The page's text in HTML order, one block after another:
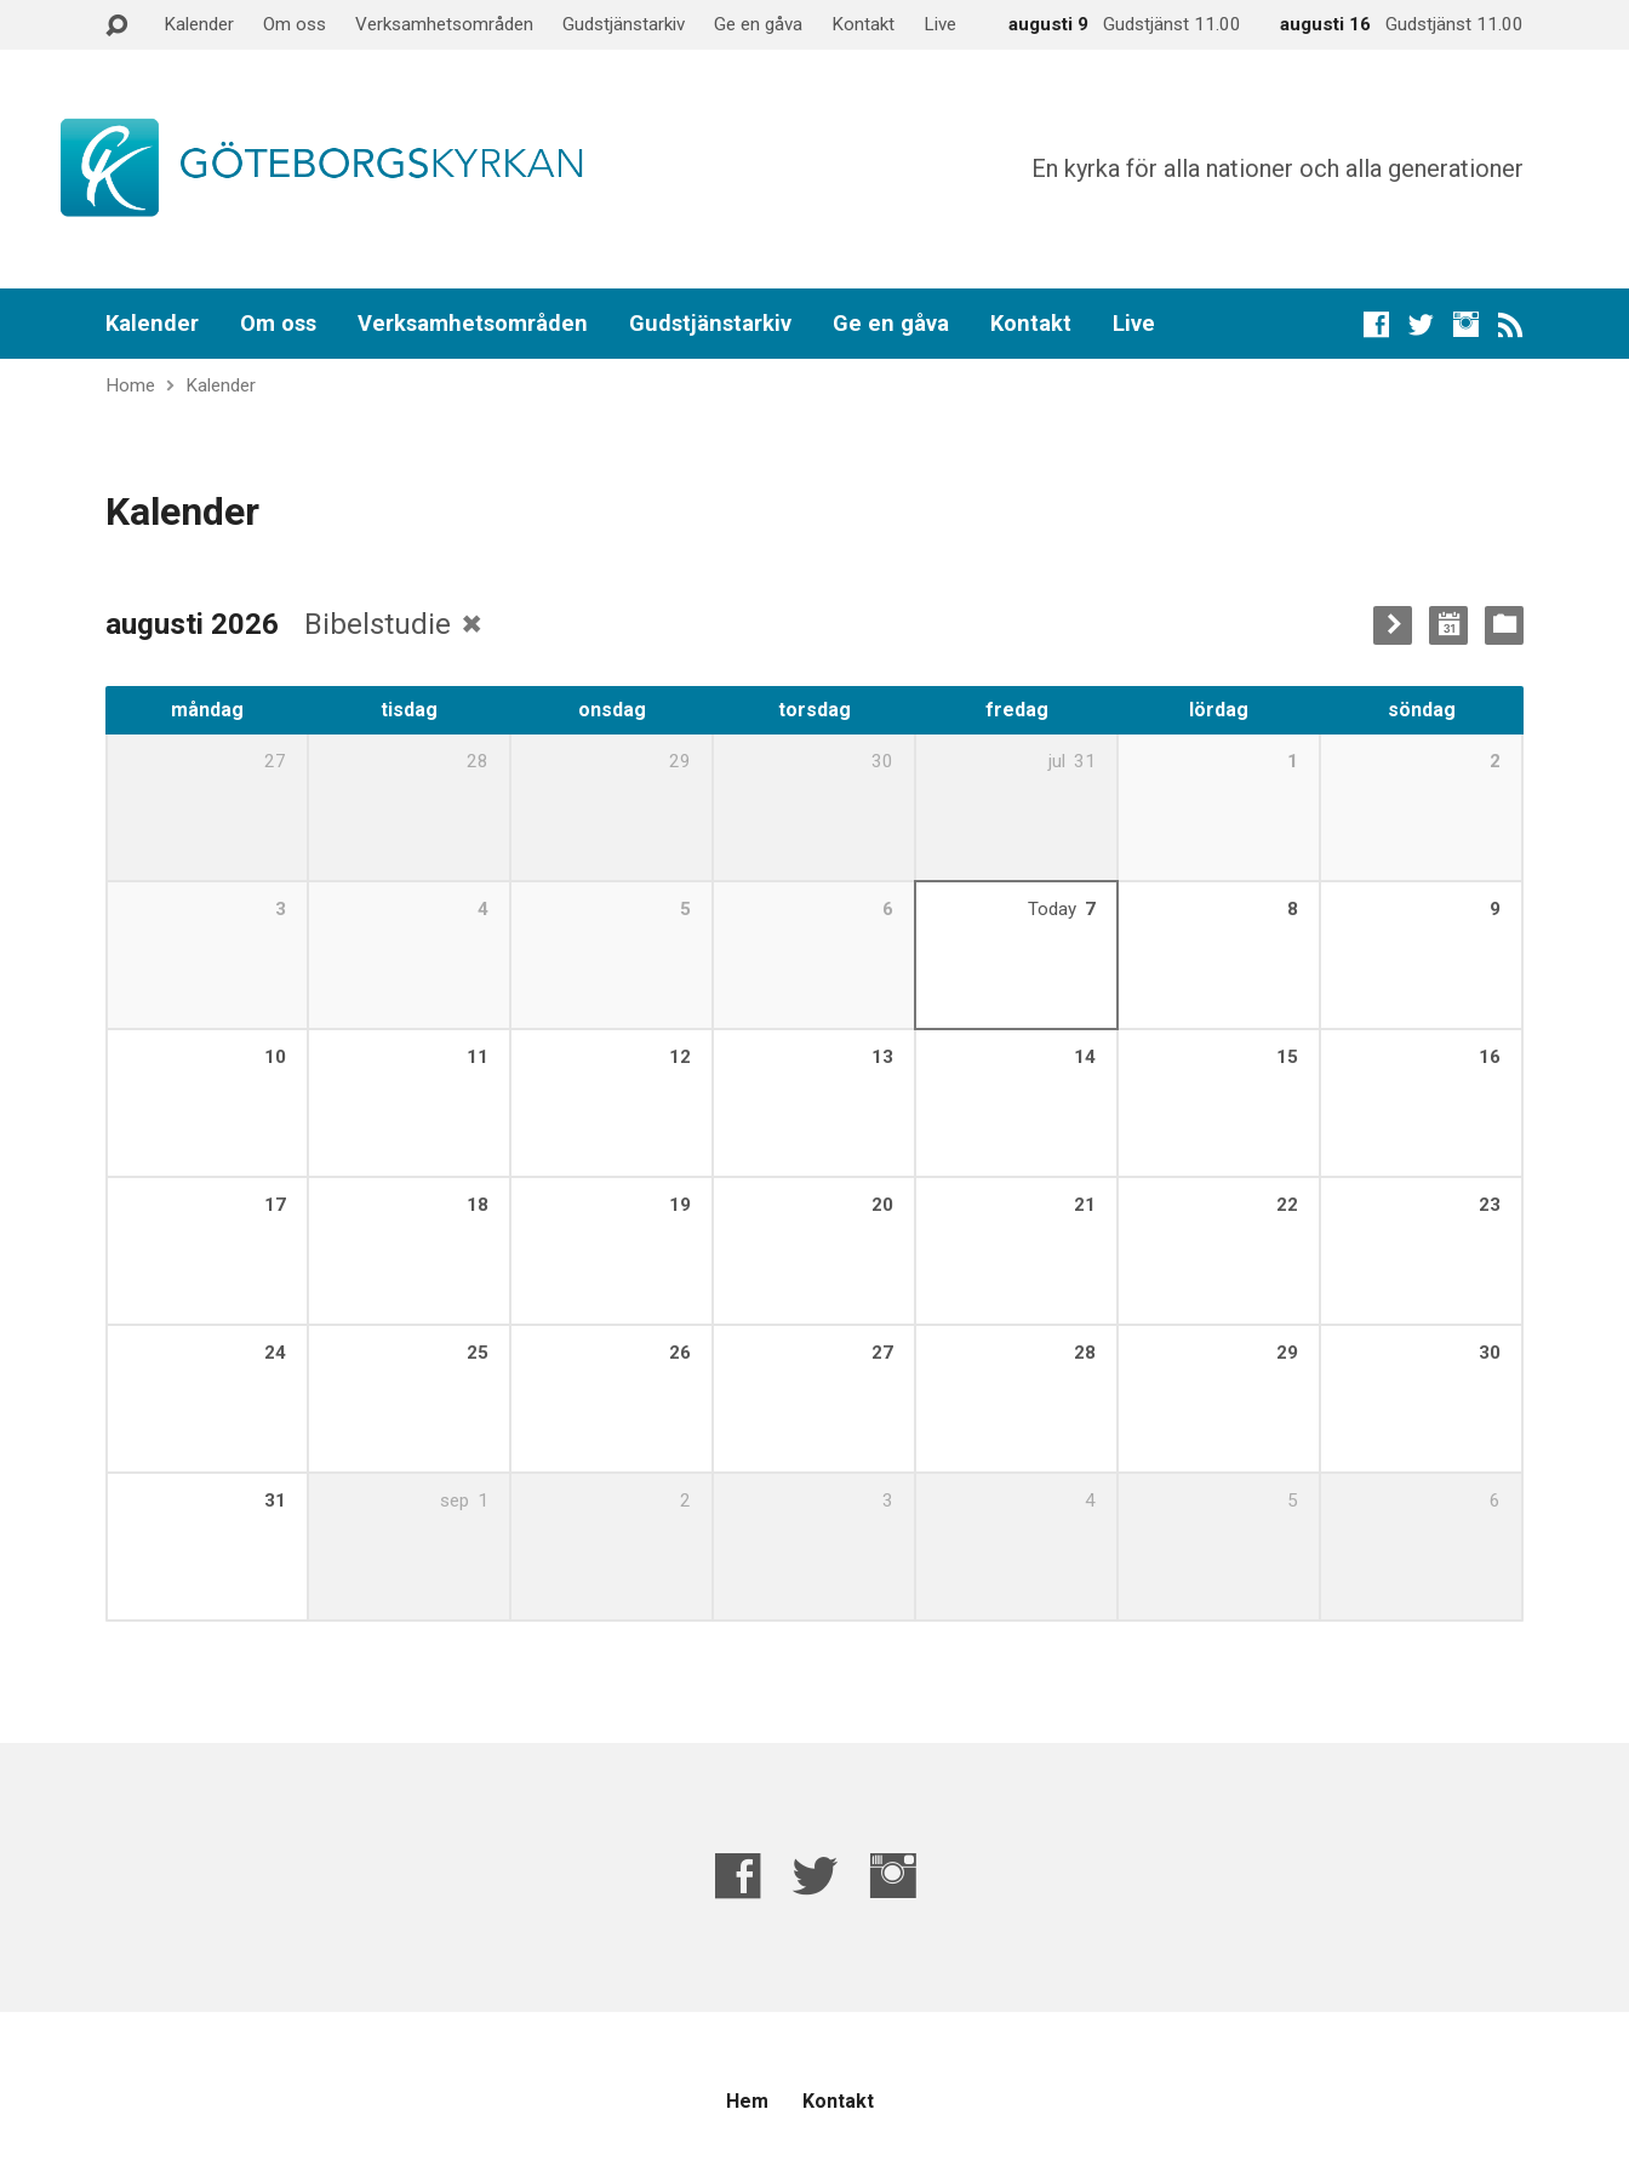
Kalender Om oss Verksamhetsområden Gudstjänstarkiv Ge en gåva Kontakt Live augusti 9 Gudstjänst 11.00 augusti 16 Gudstjänst 11.00
En kyrka för alla nationer och alla generationer
Kalender Om oss Verksamhetsområden Gudstjänstarkiv Ge en gåva Kontakt Live
Home Kalender
Kalender
augusti 2026 Bibelstudie
måndag tisdag onsdag torsdag fredag lördag söndag
27 28 29 30 jul 31 1 2
3 4 5 6 Today 7 8 9
10 11 12 13 14 15 16
17 18 19 20 21 22 23
24 25 26 27 28 29 30
31 sep 1 2 3 4 5 6
Hem Kontakt